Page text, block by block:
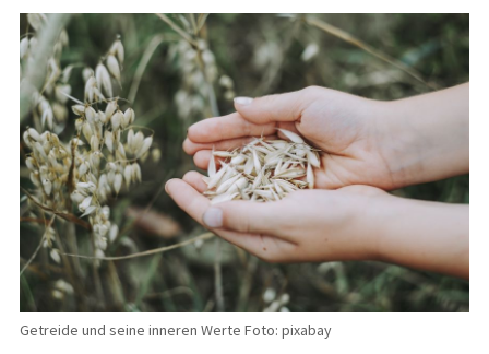
Getreide und seine inneren Werte Foto: pixabay